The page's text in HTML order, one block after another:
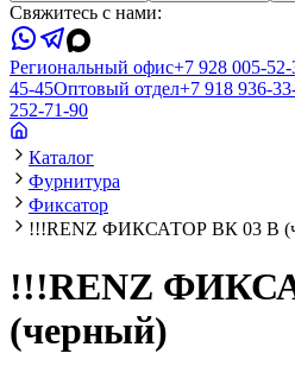
Свяжитесь с нами:
Региональный офис+7 928 005-52-
45-45Оптовый отдел+7 918 936-
252-71-90
Каталог
Фурнитура
Фиксатор
!!!RENZ ФИКСАТОР ВК 03 В
!!!RENZ
(черный)